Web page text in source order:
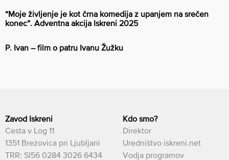
“Moje življenje je kot črna komedija z upanjem na srečen
konec”. Adventna akcija Iskreni 2025
P. Ivan – film o patru Ivanu Žužku
Zavod Iskreni
Cesta v Log 11
1351 Brezovica pri Ljubljani
TRR: SI56 0284 3026 6434
Kdo smo?
Direktor
Uredništvo iskreni.net
Vodja programov